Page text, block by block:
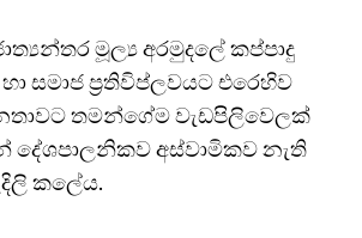
මූල්‍ය අරමුදලේ කප්පාදු
සමාජ ප්‍රතිවිප්ලවයට එරෙහිව
තමන්ගේම වැඩපිලිවෙලක්
දේශපාලනිකව අස්වාමිකව නැති
කලේය.